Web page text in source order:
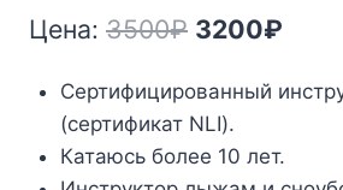
Цена: 3500₽
составляла
3500₽.
3200₽
Сертифицированный
(сертификат NLI).
Катаюсь более 10 лет.